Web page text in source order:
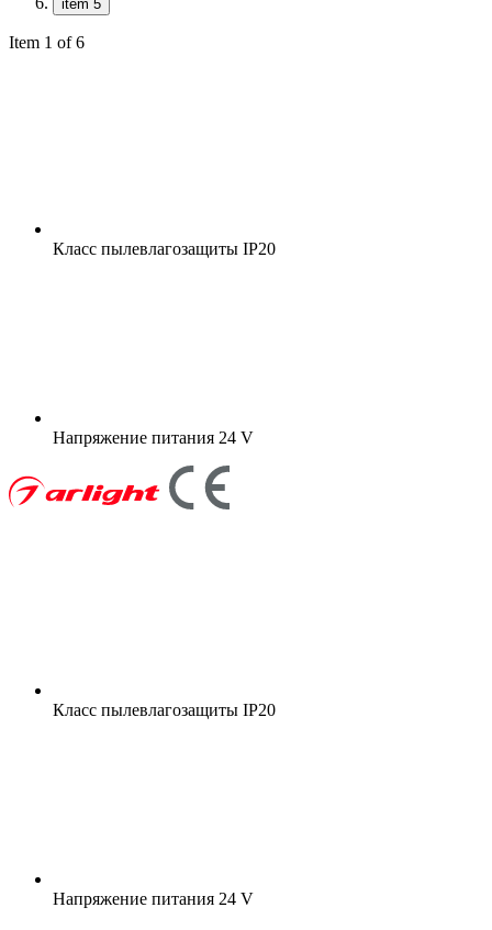
item 5
Item 1 of 6
Класс пылевлагозащиты IP20
Напряжение питания 24 V
Класс пылевлагозащиты IP20
Напряжение питания 24 V